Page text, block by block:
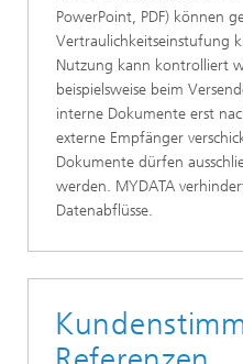
PowerPoint, PDF) können
Vertraulichkeitseinstufung
Nutzung kann kontrolliert
beispielsweise beim
interne Dokumente erst
externe Empfänger
Dokumente dürfen
werden. MYDATA
Datenabflüsse.